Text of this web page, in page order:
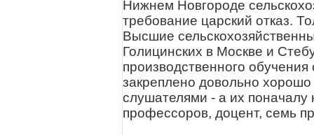
Нижнем Новгороде
требование царский отказ.
Высшие
Голицинских в Москве и
производственного
закреплено довольно хорошо
слушателями - а их поначалу
профессоров, доцент, семь